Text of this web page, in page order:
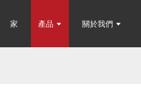
家 產品 關於我們